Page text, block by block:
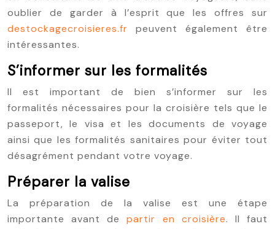
oublier de garder à l’esprit que les offres sur
destockagecroisieres.fr peuvent également être
intéressantes.
S’informer sur les formalités
Il est important de bien s’informer sur les
formalités nécessaires pour la croisière tels que le
passeport, le visa et les documents de voyage
ainsi que les formalités sanitaires pour éviter tout
désagrément pendant votre voyage.
Préparer la valise
La préparation de la valise est une étape
importante avant de
partir en croisière. Il faut